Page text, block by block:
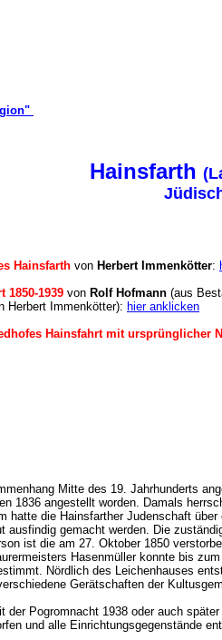
Hainsfarth
Hainsfarth von Herbert Immenkötter:
1850-1939 von Rolf Hofmann (aus
Herbert Immenkötter): hier anklicken
Hainsfahrt mit ursprünglicher
Mitte des 19. Jahrhunderts
1836 angestellt worden. Damals
hatte die Hainsfarther Judenschaft
gemacht werden. Die
ist die am 27. Oktober 1850
Hasenmüller konnte bis
Nördlich des Leichenhauses
Gerätschaften der
Pogromnacht 1938 oder auch
und alle Einrichtungsgegenstände